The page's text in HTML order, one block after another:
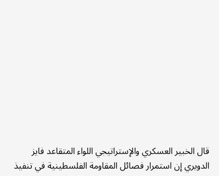
قال الخبير العسكري والإستراتيجي اللواء المتقاعد فايز
الدويري إن استمرار فصائل المقاومة الفلسطينية في تنفيذ